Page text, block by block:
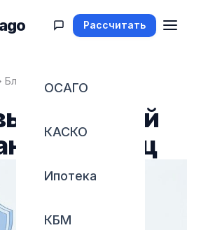
Рассчитать
ОСАГО
КАСКО
Ипотека
КБМ
Блог
страховой
Армеец